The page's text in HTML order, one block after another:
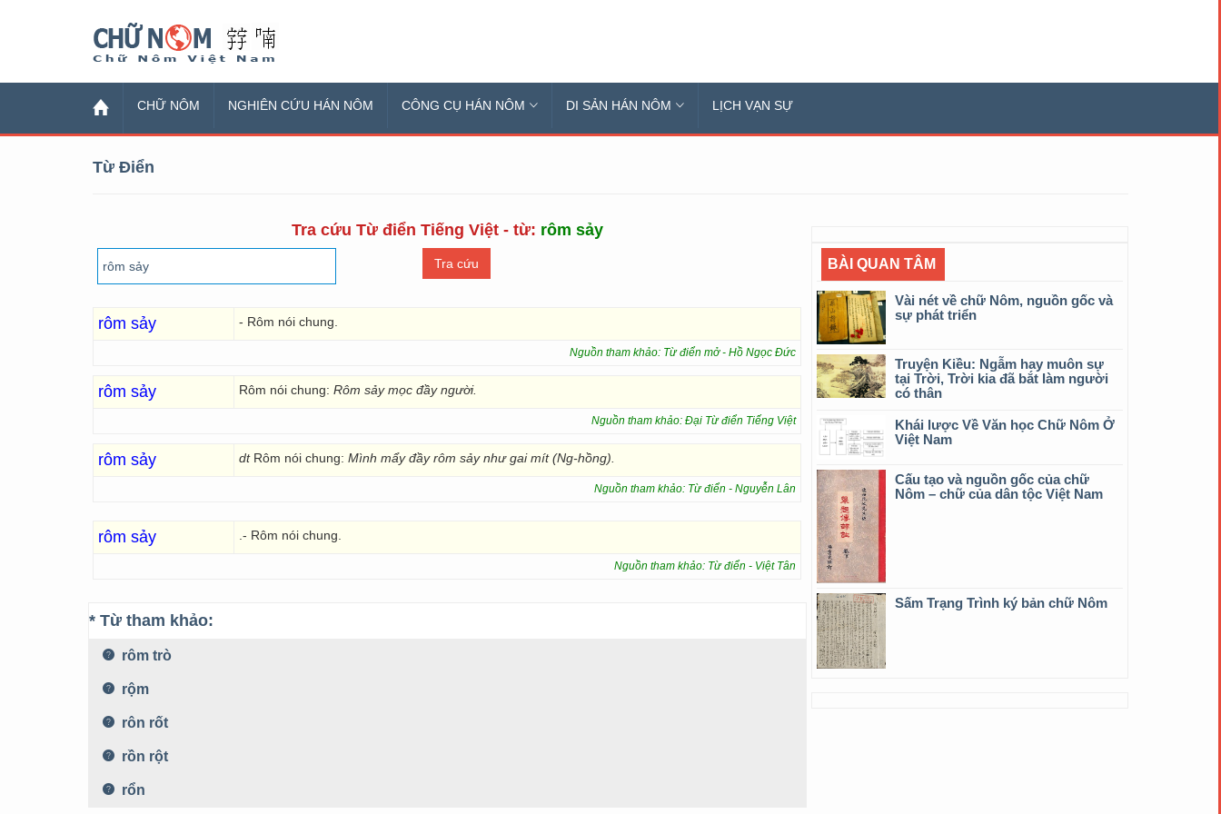
CHỮ NÔM NGHIÊN CỨU HÁN NÔM CÔNG CỤ HÁN NÔM DI SẢN HÁN NÔM LỊCH VẠN SỰ
Từ Điển
Tra cứu Từ điển Tiếng Việt - từ: rôm sảy
rôm sảy - Rôm nói chung.
Nguồn tham khảo: Từ điển mở - Hồ Ngọc Đức
rôm sảy Rôm nói chung: Rôm sảy mọc đầy người.
Nguồn tham khảo: Đại Từ điển Tiếng Việt
rôm sảy dt Rôm nói chung: Mình mẩy đầy rôm sảy như gai mít (Ng-hồng).
Nguồn tham khảo: Từ điển - Nguyễn Lân
rôm sảy .- Rôm nói chung.
Nguồn tham khảo: Từ điển - Việt Tân
* Từ tham khảo:
rôm trò
rộm
rôn rốt
rồn rột
rổn
BÀI QUAN TÂM
Vài nét về chữ Nôm, nguồn gốc và
sự phát triển
Truyện Kiều: Ngẫm hay muôn sự
tại Trời, Trời kia đã bắt làm người
có thân
Khái lược Về Văn học Chữ Nôm Ở
Việt Nam
Cấu tạo và nguồn gốc của chữ
Nôm – chữ của dân tộc Việt Nam
Sấm Trạng Trình ký bản chữ Nôm